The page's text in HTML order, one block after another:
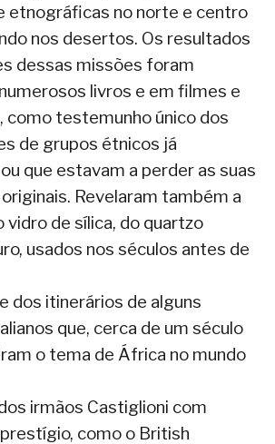
etnográficas no norte e centro
nos desertos. Os resultados
dessas missões foram
livros e em filmes e
como testemunho único dos
de grupos étnicos já
que estavam a perder as suas
Revelaram também a
vidro de sílica, do quartzo
usados nos séculos antes de
dos itinerários de alguns
que, cerca de um século
o tema de África no mundo
irmãos Castiglioni com
como o British